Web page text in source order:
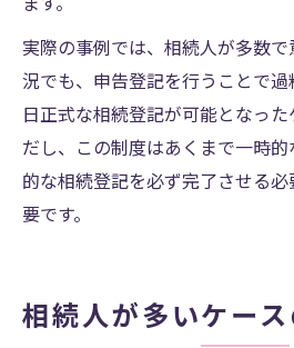
実際の事例では、相続人が多数
況でも、申告登記を行うことで
日正式な相続登記が可能となっ
だし、この制度はあくまで一時
的な相続登記を必ず完了させる
要です。
相続人が多いケー